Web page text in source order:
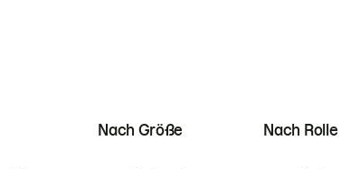
Nach Größe Nach Rolle